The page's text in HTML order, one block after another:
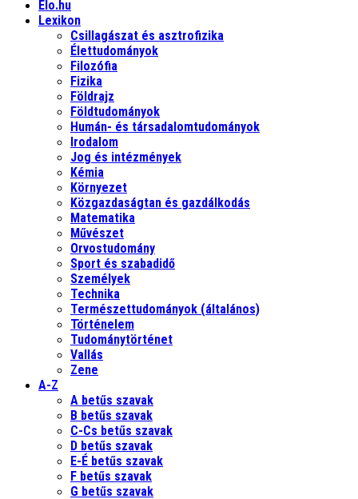
Elo.hu
Lexikon
Csillagászat és asztrofizika
Élettudományok
Filozófia
Fizika
Földrajz
Földtudományok
Humán- és társadalomtudományok
Irodalom
Jog és intézmények
Kémia
Környezet
Közgazdaságtan és gazdálkodás
Matematika
Művészet
Orvostudomány
Sport és szabadidő
Személyek
Technika
Természettudományok (általános)
Történelem
Tudománytörténet
Vallás
Zene
A-Z
A betűs szavak
B betűs szavak
C-Cs betűs szavak
D betűs szavak
E-É betűs szavak
F betűs szavak
G betűs szavak